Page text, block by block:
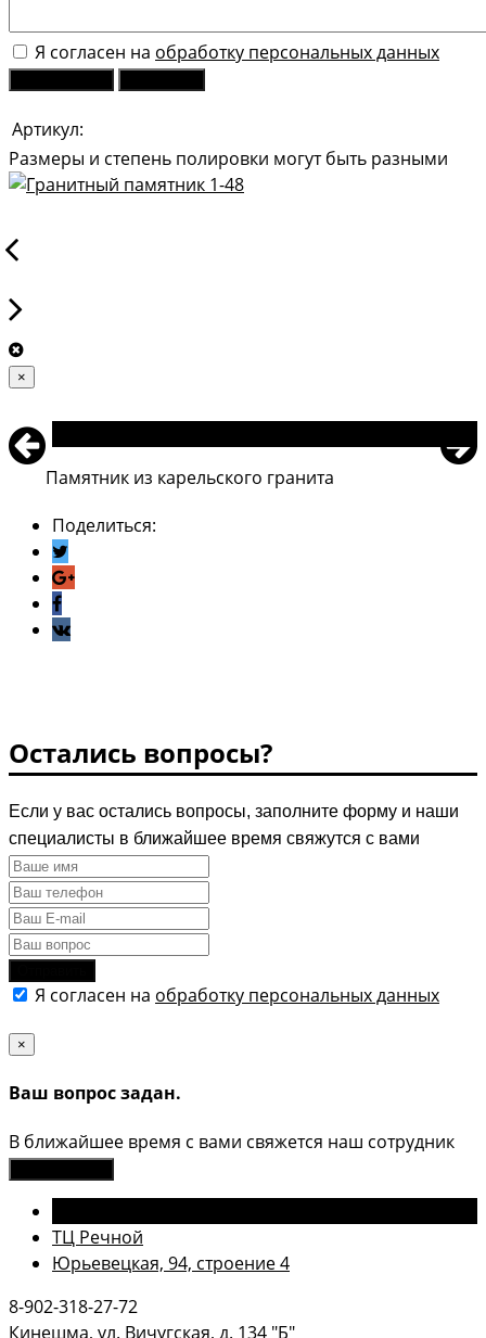
Я согласен на обработку персональных данных
Артикул:
Размеры и степень полировки могут быть разными
×
Памятник из карельского гранита
Поделиться:
Остались вопросы?
Если у вас остались вопросы, заполните форму и наши
специалисты в ближайшее время свяжутся с вами
Я согласен на обработку персональных данных
×
Ваш вопрос задан.
В ближайшее время с вами свяжется наш сотрудник
ТЦ Речной
Юрьевецкая, 94, строение 4
8-902-318-27-72
Кинешма, ул. Вичугская, д. 134 "Б"